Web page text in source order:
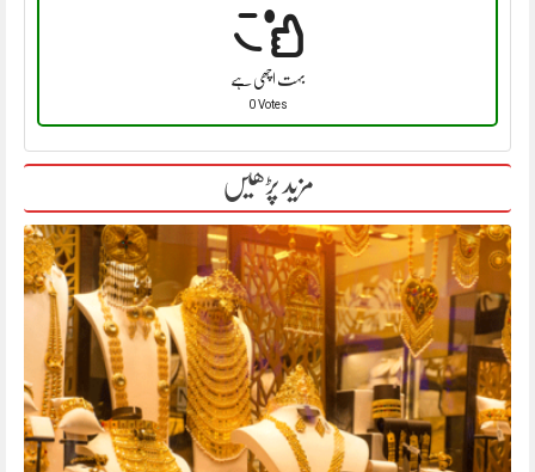
بہت اچھی ہے
0 Votes
مزید پڑھیں